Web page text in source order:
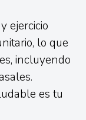
ejercicio
lo que
incluyendo
es tu